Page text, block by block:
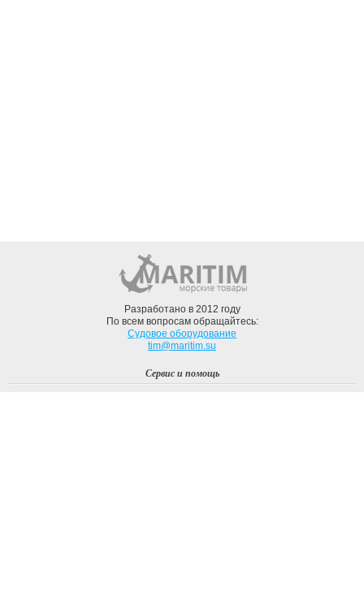
Разработано в 2012 году
По всем вопросам обращайтесь:
Судовое оборудование
tim@maritim.su
Сервис и помощь